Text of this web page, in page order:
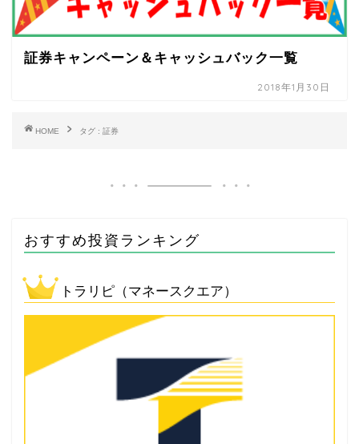
証券キャンペーン＆キャッシュバック一覧
2018年1月30日
HOME タグ : 証券
おすすめ投資ランキング
トラリピ（マネースクエア）